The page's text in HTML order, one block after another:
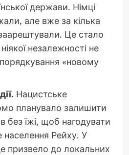
держави. Німці
але вже за кілька
Це стало
незалежності не
«новому
Нацистське
планувало залишити
без їжі, щоб нагодувати
населення Рейху. У
призвело до локальних